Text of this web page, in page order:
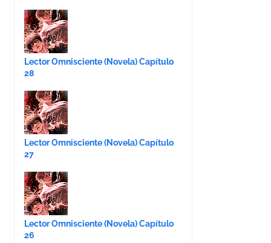
Lector Omnisciente (Novela) Capítulo
28
Lector Omnisciente (Novela) Capítulo
27
Lector Omnisciente (Novela) Capítulo
26